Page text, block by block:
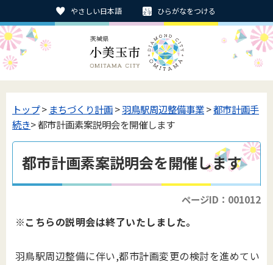
やさしい日本語 ひらがなをつける
トップ> まちづくり計画>羽鳥駅周辺整備事業>都市計画手
続き> 都市計画素案説明会を開催します
都市計画素案説明会を開催します
ページID：001012
※こちらの説明会は終了いたしました。
羽鳥駅周辺整備に伴い,都市計画変更の検討を進めてい